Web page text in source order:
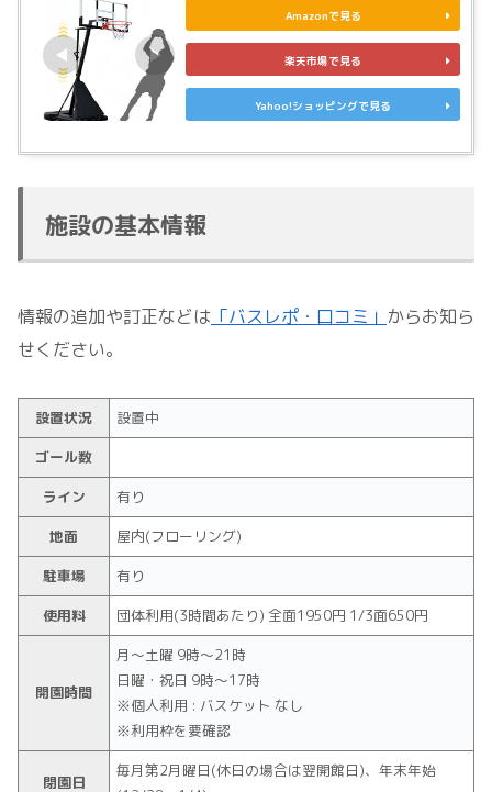
Amazonで見る
楽天市場で見る
Yahoo!ショッピングで見る
施設の基本情報
情報の追加や訂正などは 「バスレポ・口コミ」 からお知ら
せください。
設置状況
設置中
ゴール数
ライン
有り
地面
屋内(フローリング)
駐車場
有り
使用料
団体利用(3時間あたり) 全面1950円 1/3面650円
開園時間
月～土曜 9時～21時
日曜・祝日 9時～17時
※個人利用 : バスケット なし
※利用枠を要確認
閉園日
毎月第2月曜日(休日の場合は翌開館日)、年末年始